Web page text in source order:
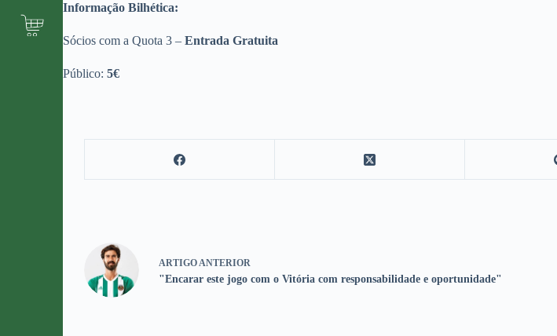
Informação Bilhética:
Sócios com a Quota 3 – Entrada Gratuita
Público: 5€
ARTIGO ANTERIOR
"Encarar este jogo com o Vitória com responsabilidade e oportunidade"